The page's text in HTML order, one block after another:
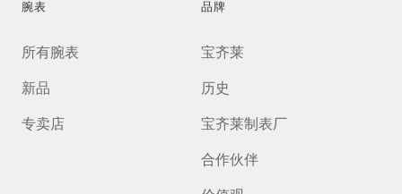
腕表
所有腕表
新品
专卖店
品牌
宝齐莱
历史
宝齐莱制表厂
合作伙伴